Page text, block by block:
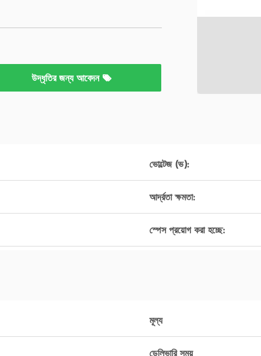
উদ্ধৃতির জন্য আবেদন
ভোল্টেজ (ভ):
আর্দ্রতা ক্ষমতা:
স্পেস প্রয়োগ করা হচ্ছে:
মূল্য
ডেলিভারি সময়